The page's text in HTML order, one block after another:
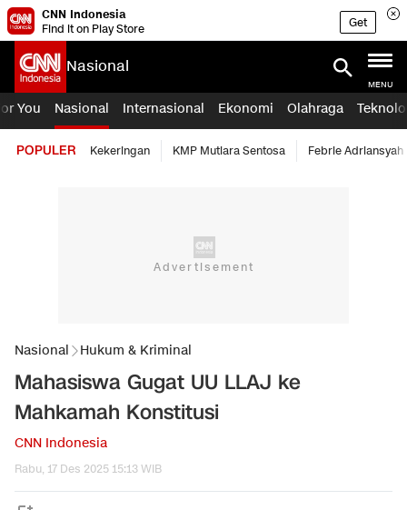
CNN Indonesia
Find it on Play Store
Get
Nasional
MENU
You Nasional Internasional Ekonomi Olahraga
POPULER Kekeringan KMP Mutiara Sentosa Febrie Adriansyah
Nasional Hukum & Kriminal
Mahasiswa Gugat UU LLAJ ke
Mahkamah Konstitusi
CNN Indonesia
Rabu, 17 Des 2025 15:13 WIB